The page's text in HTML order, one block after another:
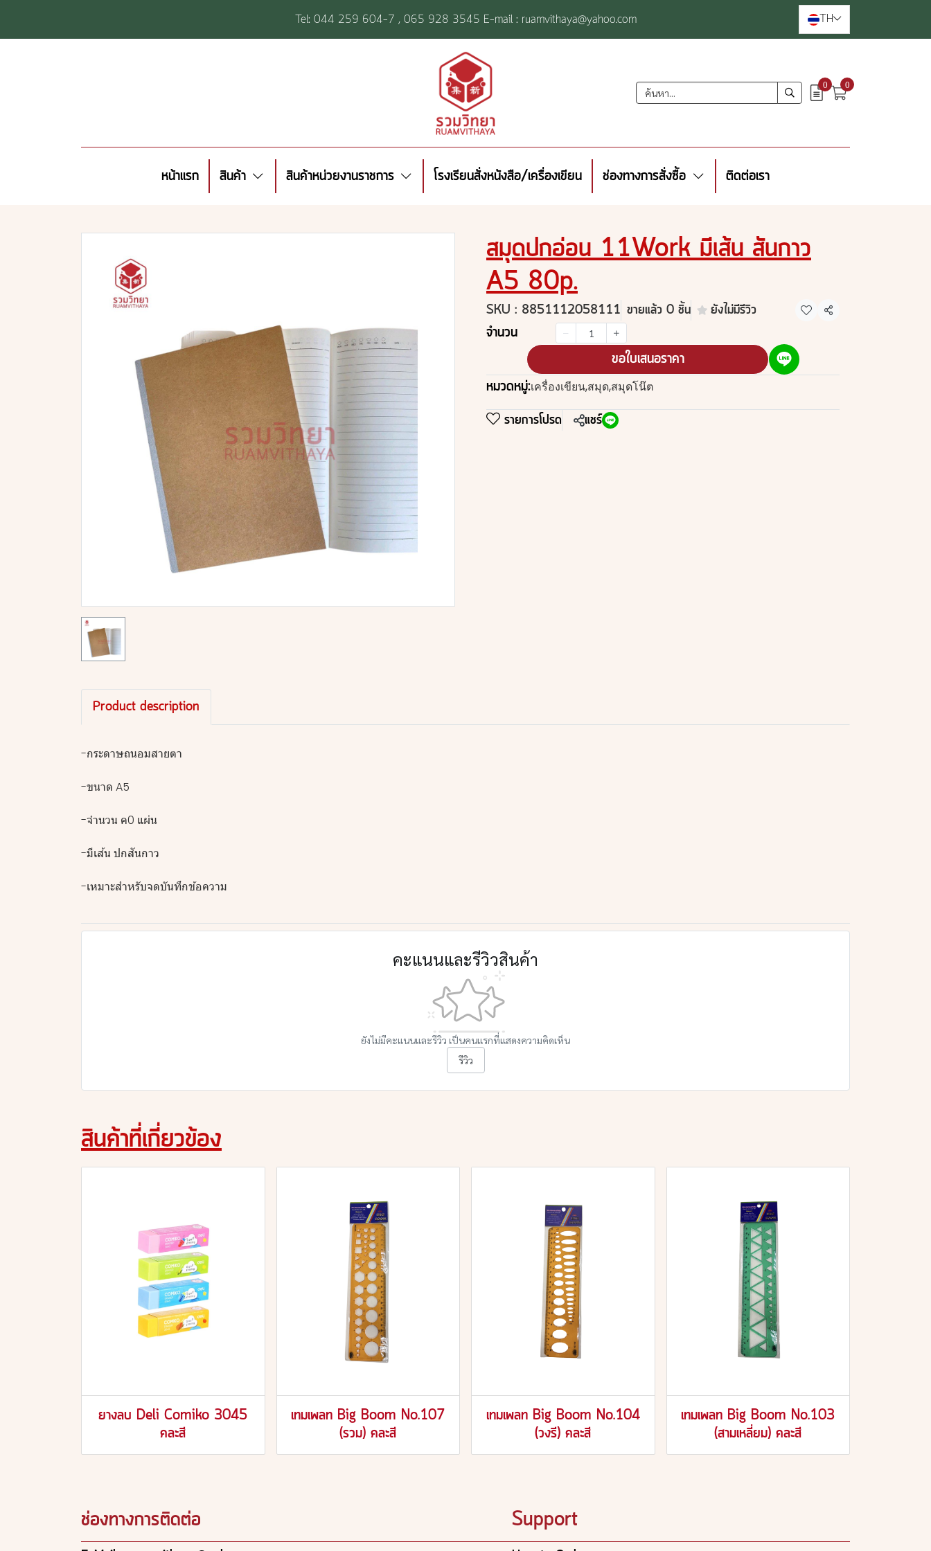
Tel: 044 259 604-7 ,065 928 3545 E-mail : ruamvithaya@yahoo.com TH
0 0
หน้าแรก สินค้า สินค้าหน่วยงานราชการ โรงเรียนสั่งหนังสือ/เครื่องเขียน ช่องทางการสั่งซื้อ ติดต่อเรา
สมุดปกอ่อน 11Work มีเส้น สันกาว
A5 80p.
SKU : 8851112058111 ขายแล้ว 0 ชิ้น ยังไม่มีรีวิว
แชร์
จำนวน
ขอใบเสนอราคา
หมวดหมู่:เครื่องเขียน,สมุด,สมุดโน๊ต
รายการโปรด แชร์
Product description
-กระดาษถนอมสายตา
-ขนาด A5
-จำนวน ค0 แผ่น
-มีเส้น ปกสันกาว
-เหมาะสำหรับจดบันทึกข้อความ
คะแนนและรีวิวสินค้า
ยังไม่มีคะแนนและรีวิว เป็นคนแรกที่แสดงความคิดเห็น
รีวิว
สินค้าที่เกี่ยวข้อง
ยางลบ Deli Comiko 3045
คละสี
เทมเพลท Big Boom No.107
(รวม) คละสี
เทมเพลท Big Boom No.104
(วงรี) คละสี
เทมเพลท Big Boom No.103
(สามเหลี่ยม) คละสี
ช่องทางการติดต่อ Support